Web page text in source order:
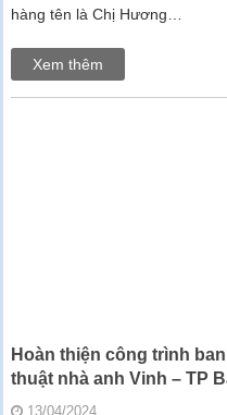
hàng tên là Chị Hương…
Xem thêm
Hoàn thiện công trình
thuật nhà anh Vinh – TP
13/04/2024